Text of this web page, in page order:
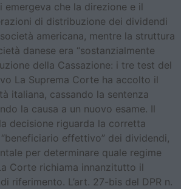
emergeva che la direzione e il
di distribuzione dei dividendi
americana, mentre la struttura
danese era “sostanzialmente
della Cassazione: i tre test del
La Suprema Corte ha accolto il
italiana, cassando la sentenza
la causa a un nuovo esame. Il
decisione riguarda la corretta
effettivo” dei dividendi,
per determinare quale regime
Corte richiama innanzitutto il
riferimento. L’art. 27-bis del DPR n.